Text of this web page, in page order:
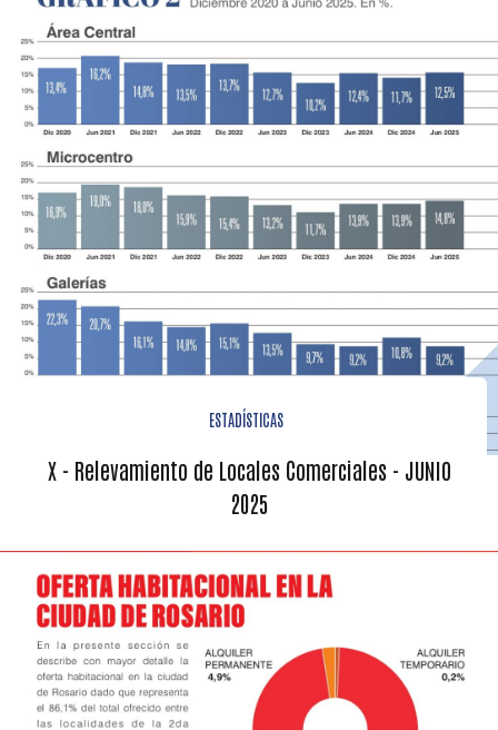
ESTADÍSTICAS
X - Relevamiento de Locales Comerciales - JUNIO
2025